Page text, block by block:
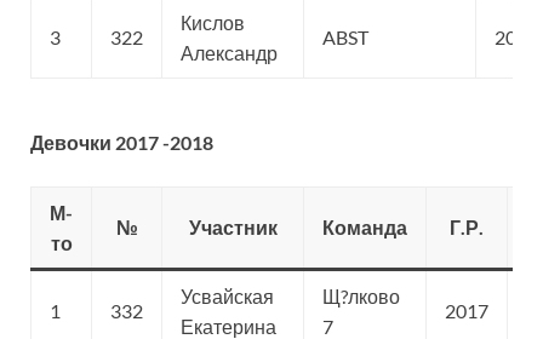
3 322
Кислов
Александр
ABST 2017
Девочки 2017 -2018
М-
то
№ Участник Команда Г.Р.
1 332
Усвайская
Екатерина
Щ?лково
7
2017